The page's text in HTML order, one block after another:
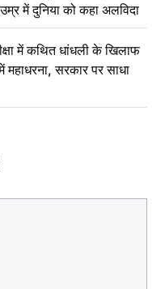
में दुनिया को कहा अलविदा
में कथित धांधली के खिलाफ
सरकार पर साधा